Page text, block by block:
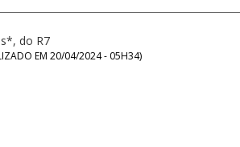
do R7
EM 20/04/2024 - 05H34)